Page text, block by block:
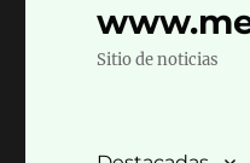
Sitio de noticias